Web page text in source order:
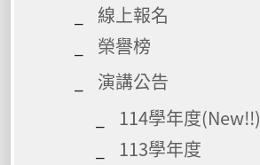
線上報名
榮譽榜
演講公告
114學年度(New!!)
113學年度